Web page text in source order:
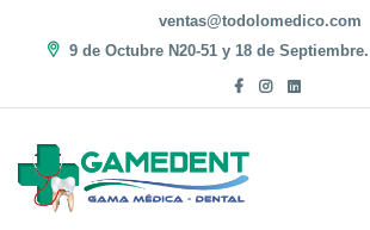
ventas@todolomedico.com
9 de Octubre N20-51 y 18 de